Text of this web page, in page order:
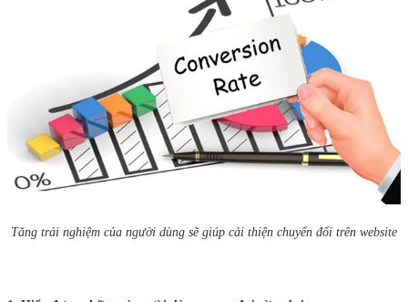
Tăng trải nghiệm của người dùng sẽ giúp cải thiện chuyển đổi trên website